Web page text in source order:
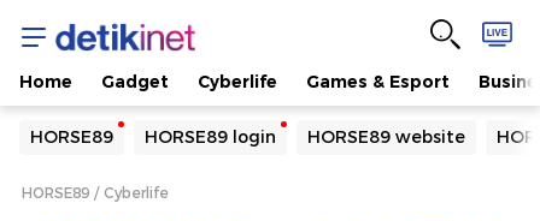
Home Gadget Cyberlife Games & Esport
HORSE89 HORSE89 login HORSE89 website
Yang sedang ramai dicari
Loading...
HORSE89 Cyberlife